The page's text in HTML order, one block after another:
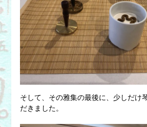
そして、その雅集の最後に、少しだけ
だきました。